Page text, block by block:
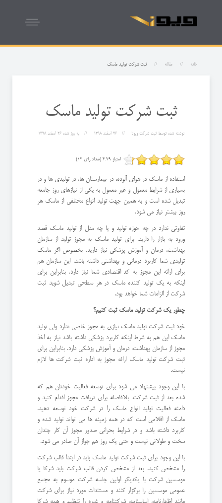
خانه مقاله ثبت شرکت تولید ماسک
ثبت شرکت تولید ماسک
نوشته شده توسطثبت شرکت ویونا 26 اسفند 1398 به روز شده26 اسفند 1398
امتیاز 4.29 (تعداد رای 12)
استفاده از ماسک در هوای آلوده، در بیمارستان ها، در تولیدی ها و در
بسیاری از شرایط معمول و غیر معمول به یکی از نیازهای روز جامعه
تبدیل شده است و به همین جهت تولید انواع مختلفی از ماسک هر
روز بیشتر نیاز می شود.
تفاوتی ندارد در چه حوزه تولید و یا چه مدل از تولید ماسک قصد
ورود به بازار را دارید. برای تولید ماسک به مجوز تولید از سازمان
بهداشت، درمان و آموزش پزشکی نیاز دارید. بخصوص اگر ماسک
تولیدی شما کاربرد درمانی و بهداشتی داشته باشد. این سازمان هم
برای ارائه این مجوز به کد اقتصادی شما نیاز دارد. بنابراین برای
اینکه به یک تولید کننده ماسک در هر سطحی تبدیل شوید ثبت
شرکت از الزامات شما خواهد بود.
چطور یک شرکت تولید ماسک ثبت کنیم؟
خود ثبت شرکت تولید ماسک نیازی به مجوز خاصی ندارد ولی تولید
ماسک این هم به شرط اینکه کاربرد پزشکی داشته باشد نیاز به اخذ
مجوز از سازمان بهداشت، درمان و آموزش پزشکی دارد. بنابراین برای
ثبت شرکت تولید ماسک ارائه مجوز به اداره ثبت شرکت ها لازم
نیست.
با این وجود پیشنهاد می شود برای توسعه فعالیت خودتان هم که
شده بعد از ثبت شرکت، بلافاصله برای دریافت مجوز اقدام کنید و
دامنه فعالیت تولید انواع ماسک را در شرکت خود توسعه دهید.
ماسک از اقلامی است که در همه زمینه ها می تواند تولید شده و
کاربرد داشته باشد و در شرایط بحرانی صدور مجوز آن کار چندان
سخت و طولانی نیست و حتی یک روز هم جواز آن صادر می شود.
با این وجود برای ثبت شرکت تولید ماسک باید در ابتدا قالب شرکت
را مشخص کنید. بعد از مشخص کردن قالب شرکت باید شرکا یا
موسسین شرکت با یکدیگر اولین جلسه شرکت موسوم به مجمع
عمومی موسسین را برگزار کنند و مستندات مورد نیاز برای شرکت